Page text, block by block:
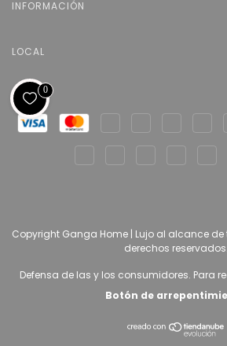
INFORMACIÓN
LOCAL
Copyright Ganga Home | Lujo al alcance
derechos reservados.
Defensa de las y los consumidores. Para
Botón de
0